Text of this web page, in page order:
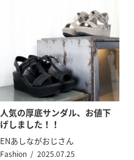
人気の厚底サンダル、お値下
げしました！！
ENあしながおじさん
Fashion 2025.07.25